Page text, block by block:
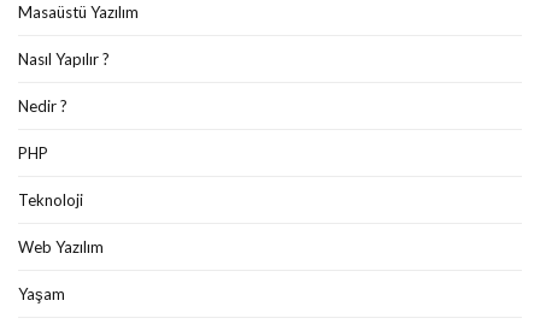
Masaüstü Yazılım
Nasıl Yapılır ?
Nedir ?
PHP
Teknoloji
Web Yazılım
Yaşam